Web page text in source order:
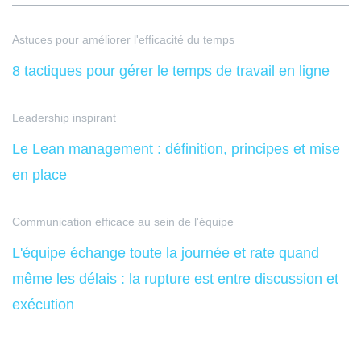
Astuces pour améliorer l'efficacité du temps
8 tactiques pour gérer le temps de travail en ligne
Leadership inspirant
Le Lean management : définition, principes et mise
en place
Communication efficace au sein de l'équipe
L'équipe échange toute la journée et rate quand
même les délais : la rupture est entre discussion et
exécution